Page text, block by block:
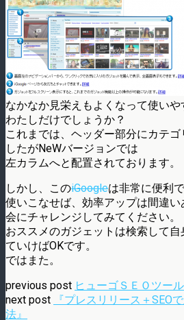
なかなか見栄えもよくなって使い
わたしだけでしょうか？
これまでは、ヘッダー部分にカテ
したがNeWバージョンでは
左カラムへと配置されております。
しかし、このiGoogleは非常に便利で
使いこなせば、効率アップは間違
会にチャレンジしてみてください。
おススメのガジェットは検索して
ていけばOKです。
ではまた。
previous post ヒューゴＳＥＯツール
next post
『プレスリリース＋SEO
法』